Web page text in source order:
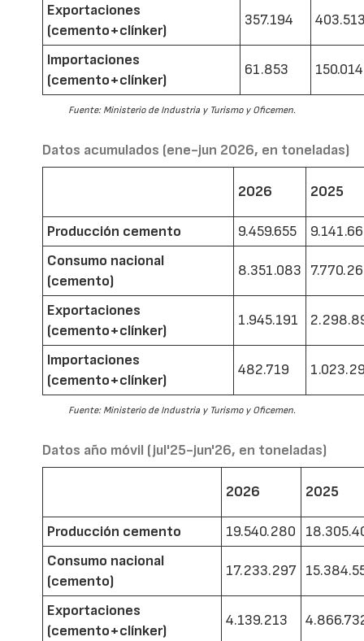
Exportaciones
(cemento+clínker)
357.194
Importaciones
(cemento+clínker)
61.853 150.014
Fuente: Ministerio de Industria y Turismo y Oficemen.
Datos acumulados (ene-jun 2026, en toneladas)
2026 2025
Producción cemento 9.459.655
Consumo nacional
(cemento)
8.351.083
Exportaciones
(cemento+clínker)
1.945.191
Importaciones
(cemento+clínker)
482.719
Fuente: Ministerio de Industria y Turismo y Oficemen.
Datos año móvil (jul'25-jun'26, en toneladas)
2026 2025
Producción cemento 19.540.280
Consumo nacional
(cemento)
17.233.297
Exportaciones
(cemento+clínker)
4.139.213